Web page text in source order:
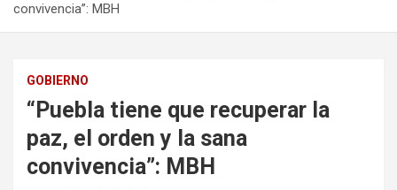
convivencia”: MBH
GOBIERNO
“Puebla tiene que recuperar la
paz, el orden y la sana
convivencia”: MBH